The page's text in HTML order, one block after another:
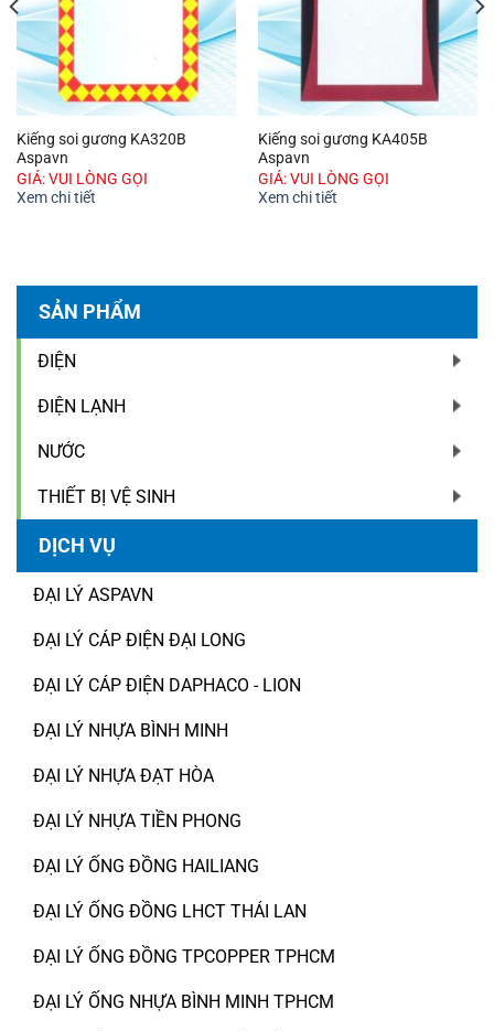
SẢN PHẨM
ĐIỆN
ĐIỆN LẠNH
NƯỚC
THIẾT BỊ VỆ SINH
DỊCH VỤ
ĐẠI LÝ ASPAVN
ĐẠI LÝ CÁP ĐIỆN ĐẠI LONG
ĐẠI LÝ CÁP ĐIỆN DAPHACO - LION
ĐẠI LÝ NHỰA BÌNH MINH
ĐẠI LÝ NHỰA ĐẠT HÒA
ĐẠI LÝ NHỰA TIỀN PHONG
ĐẠI LÝ ỐNG ĐỒNG HAILIANG
ĐẠI LÝ ỐNG ĐỒNG LHCT THÁI LAN
ĐẠI LÝ ỐNG ĐỒNG TPCOPPER TPHCM
ĐẠI LÝ ỐNG NHỰA BÌNH MINH TPHCM
Kiếng soi gương KA320B
Aspavn
GIÁ: VUI LÒNG GỌI
Xem chi tiết
Kiếng soi gương KA405B
Aspavn
GIÁ: VUI LÒNG GỌI
Xem chi tiết